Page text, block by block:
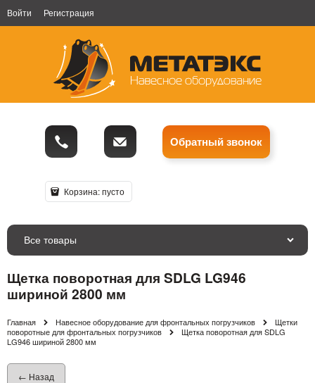
Войти Регистрация
Обратный звонок
Корзина:пусто
Все товары
Щетка поворотная для SDLG LG946
шириной 2800 мм
Главная Навесное оборудование для фронтальных погрузчиков
Щетки
поворотные для фронтальных погрузчиков
Щетка поворотная для SDLG
LG946 шириной 2800 мм
← Назад